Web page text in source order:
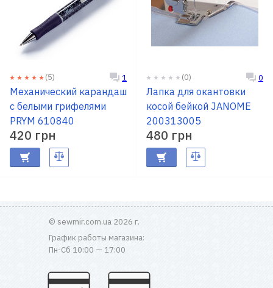
(5) 1
Механический карандаш
с белыми грифелями
PRYM 610840
420 грн
(0) 0
Лапка для окантовки
косой бейкой JANOME
200313005
480 грн
© sewmir.com.ua 2026 г.
График работы магазина:
Пн-Сб 10:00 — 17:00